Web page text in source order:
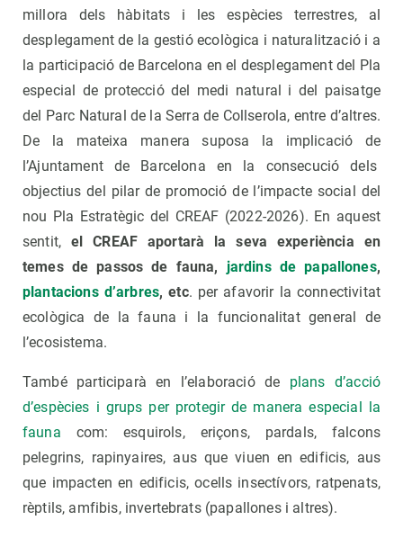
millora dels hàbitats i les espècies terrestres, al
desplegament de la gestió ecològica i naturalització i a
la participació de Barcelona en el desplegament del Pla
especial de protecció del medi natural i del paisatge
del Parc Natural de la Serra de Collserola, entre d’altres.
De la mateixa manera suposa la implicació de
l’Ajuntament de Barcelona en la consecució dels
objectius del pilar de promoció de l’impacte social del
nou Pla Estratègic del CREAF (2022-2026). En aquest
sentit,el CREAF aportarà la seva experiència en
temes de passos de fauna, jardins de papallones,
plantacions d’arbres, etc. per afavorir la connectivitat
ecològica de la fauna i la funcionalitat general de
l’ecosistema.
També participarà en l’elaboració de plans d’acció
d’espècies i grups per protegir de manera especial la
fauna com: esquirols, eriçons, pardals, falcons
pelegrins, rapinyaires, aus que viuen en edificis, aus
que impacten en edificis, ocells insectívors, ratpenats,
rèptils, amfibis, invertebrats (papallones i altres).